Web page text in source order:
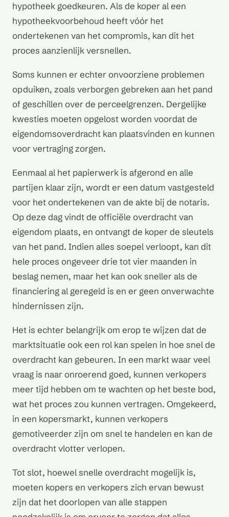
hypotheek goedkeuren. Als de koper al een
hypotheekvoorbehoud heeft vóór het
ondertekenen van het compromis, kan dit het
proces aanzienlijk versnellen.
Soms kunnen er echter onvoorziene problemen
opduiken, zoals verborgen gebreken aan het pand
of geschillen over de perceelgrenzen. Dergelijke
kwesties moeten opgelost worden voordat de
eigendomsoverdracht kan plaatsvinden en kunnen
voor vertraging zorgen.
Eenmaal al het papierwerk is afgerond en alle
partijen klaar zijn, wordt er een datum vastgesteld
voor het ondertekenen van de akte bij de notaris.
Op deze dag vindt de officiële overdracht van
eigendom plaats, en ontvangt de koper de sleutels
van het pand. Indien alles soepel verloopt, kan dit
hele proces ongeveer drie tot vier maanden in
beslag nemen, maar het kan ook sneller als de
financiering al geregeld is en er geen onverwachte
hindernissen zijn.
Het is echter belangrijk om erop te wijzen dat de
marktsituatie ook een rol kan spelen in hoe snel de
overdracht kan gebeuren. In een markt waar veel
vraag is naar onroerend goed, kunnen verkopers
meer tijd hebben om te wachten op het beste bod,
wat het proces zou kunnen vertragen. Omgekeerd,
in een kopersmarkt, kunnen verkopers
gemotiveerder zijn om snel te handelen en kan de
overdracht vlotter verlopen.
Tot slot, hoewel snelle overdracht mogelijk is,
moeten kopers en verkopers zich ervan bewust
zijn dat het doorlopen van alle stappen